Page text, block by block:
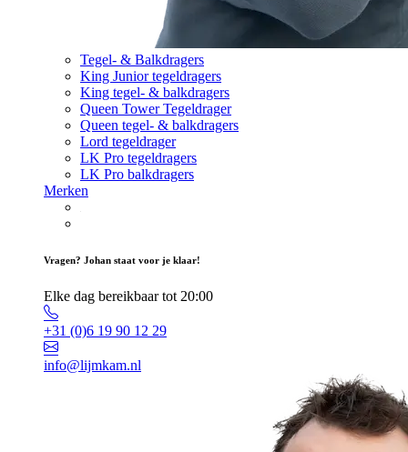
Tegel- & Balkdragers
King Junior tegeldragers
King tegel- & balkdragers
Queen Tower Tegeldrager
Queen tegel- & balkdragers
Lord tegeldrager
LK Pro tegeldragers
LK Pro balkdragers
Merken
Vragen? Johan staat voor je klaar!
Elke dag bereikbaar tot 20:00
+31 (0)6 19 90 12 29
info@lijmkam.nl